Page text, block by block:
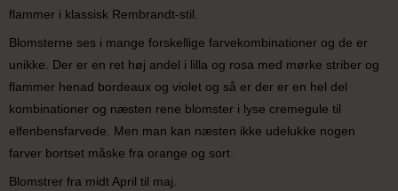
flammer i klassisk Rembrandt-stil.
Blomsterne ses i mange forskellige farvekombinationer og de er
unikke. Der er en ret høj andel i lilla og rosa med mørke striber og
flammer henad bordeaux og violet og så er der er en hel del
kombinationer og næsten rene blomster i lyse cremegule til
elfenbensfarvede. Men man kan næsten ikke udelukke nogen
farver bortset måske fra orange og sort.
Blomstrer fra midt April til maj.